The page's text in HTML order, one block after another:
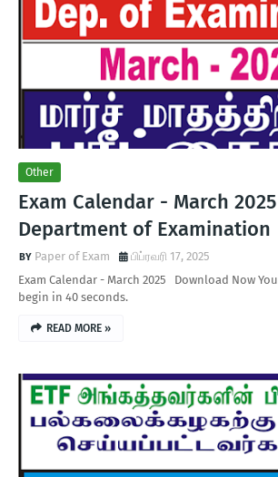
Other
Exam Calendar - March
Department of Examination
Paper of Exam
பிப்ரவரி 17, 2025
Exam Calendar - March 2025 Download Now
begin in 40 seconds.
READ MORE »